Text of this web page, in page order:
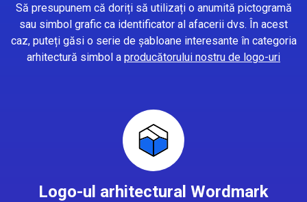
Să presupunem că doriți să utilizați o anumită pictogramă
sau simbol grafic ca identificator al afacerii dvs. În acest
caz, puteți găsi o serie de șabloane interesante în categoria
arhitectură simbol a producătorului nostru de logo-uri
Logo-ul arhitectural Wordmark